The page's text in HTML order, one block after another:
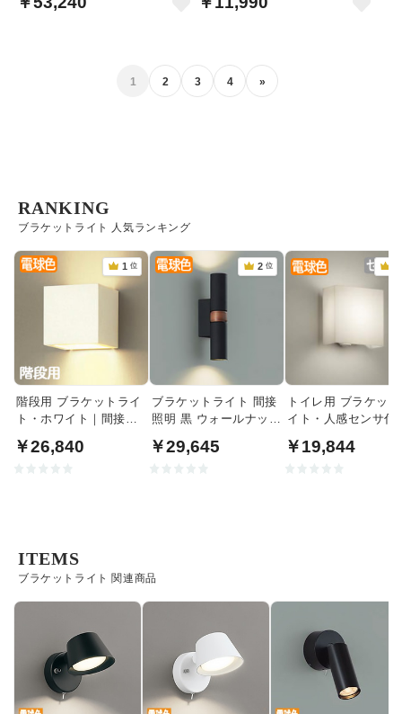
1 2 3 4 »
ブラケットライト 人気ランキング
RANKING
階段用 ブラケットライ
ト・ホワイト｜間接照
￥26,840
ブラケットライト 間接
照明 黒 ウォールナット
￥29,645
トイレ用 ブラケッ
イト・人感センサ付
￥19,844
ブラケットライト 関連商品
ITEMS